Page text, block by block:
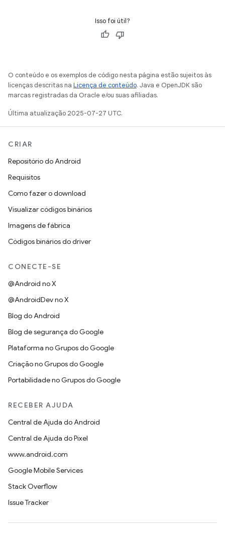
Isso foi útil?
O conteúdo e os exemplos de código nesta página estão sujeitos às
licenças descritas na Licença de conteúdo. Java e OpenJDK são
marcas registradas da Oracle e/ou suas afiliadas.
Última atualização 2025-07-27 UTC.
CRIAR
Repositório do Android
Requisitos
Como fazer o download
Visualizar códigos binários
Imagens de fábrica
Códigos binários do driver
CONECTE-SE
@Android no X
@AndroidDev no X
Blog do Android
Blog de segurança do Google
Plataforma no Grupos do Google
Criação no Grupos do Google
Portabilidade no Grupos do Google
RECEBER AJUDA
Central de Ajuda do Android
Central de Ajuda do Pixel
www.android.com
Google Mobile Services
Stack Overflow
Issue Tracker